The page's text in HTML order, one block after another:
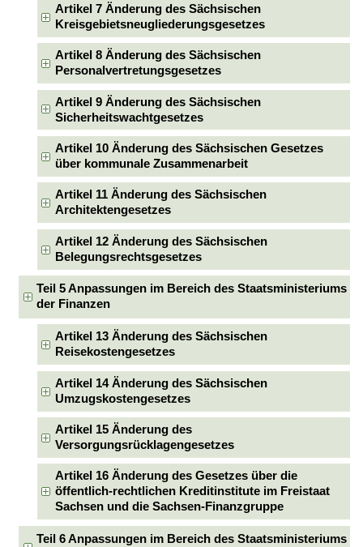
Artikel 7 Änderung des Sächsischen
Kreisgebietsneugliederungsgesetzes
Artikel 8 Änderung des Sächsischen
Personalvertretungsgesetzes
Artikel 9 Änderung des Sächsischen
Sicherheitswachtgesetzes
Artikel 10 Änderung des Sächsischen Gesetzes
über kommunale Zusammenarbeit
Artikel 11 Änderung des Sächsischen
Architektengesetzes
Artikel 12 Änderung des Sächsischen
Belegungsrechtsgesetzes
Teil 5 Anpassungen im Bereich des Staatsministeriums
der Finanzen
Artikel 13 Änderung des Sächsischen
Reisekostengesetzes
Artikel 14 Änderung des Sächsischen
Umzugskostengesetzes
Artikel 15 Änderung des
Versorgungsrücklagengesetzes
Artikel 16 Änderung des Gesetzes über die
öffentlich-rechtlichen Kreditinstitute im Freistaat
Sachsen und die Sachsen-Finanzgruppe
Teil 6 Anpassungen im Bereich des Staatsministeriums